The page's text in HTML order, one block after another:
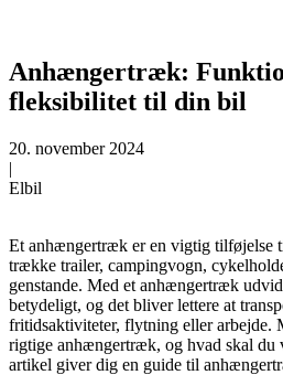
Anhængertræk:
fleksibilitet til din bil
20. november 2024
|
Elbil
Et anhængertræk er en vigtig tilføjelse
trække trailer, campingvogn,
genstande. Med et anhængertræk
betydeligt, og det bliver lettere at
fritidsaktiviteter, flytning eller arbejde.
rigtige anhængertræk, og hvad skal du
artikel giver dig en guide til